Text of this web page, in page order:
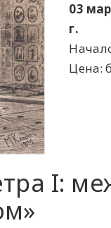
03
г.
Цена:
I: